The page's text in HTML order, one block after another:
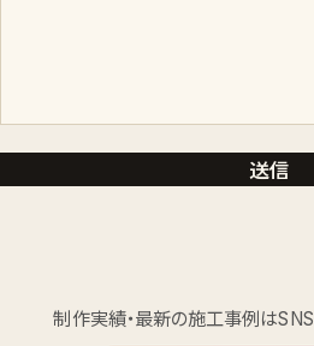
制作実績・最新の施工事例は